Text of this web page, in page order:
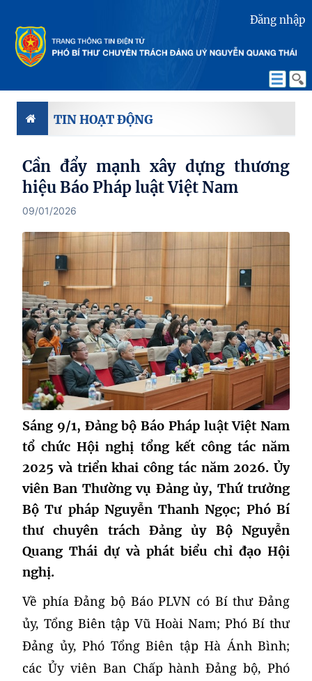
Đăng nhập
TIN HOẠT ĐỘNG
Cần đẩy mạnh xây dựng thương
hiệu Báo Pháp luật Việt Nam
09/01/2026
Sáng 9/1, Đảng bộ Báo Pháp luật Việt Nam
tổ chức Hội nghị tổng kết công tác năm
2025 và triển khai công tác năm 2026. Ủy
viên Ban Thường vụ Đảng ủy, Thứ trưởng
Bộ Tư pháp Nguyễn Thanh Ngọc; Phó Bí
thư chuyên trách Đảng ủy Bộ Nguyễn
Quang Thái dự và phát biểu chỉ đạo Hội
nghị.
Về phía Đảng bộ Báo PLVN có Bí thư Đảng
ủy, Tổng Biên tập Vũ Hoài Nam; Phó Bí thư
Đảng ủy, Phó Tổng Biên tập Hà Ánh Bình;
các Ủy viên Ban Chấp hành Đảng bộ, Phó